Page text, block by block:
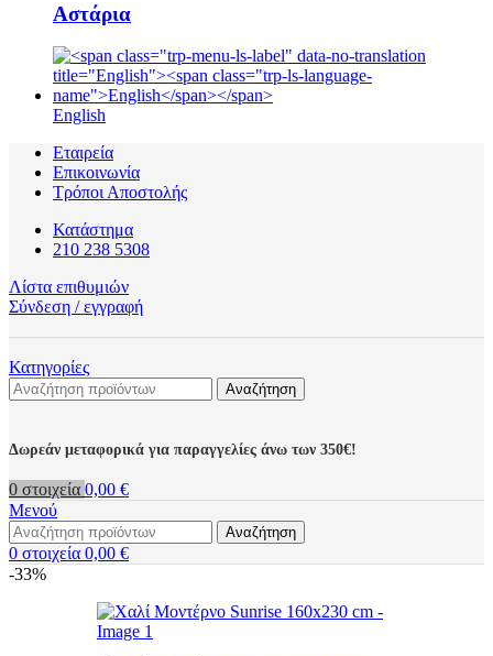
Αστάρια
English
Εταιρεία
Επικοινωνία
Τρόποι Αποστολής
Κατάστημα
210 238 5308
Λίστα επιθυμιών
Σύνδεση / εγγραφή
Κατηγορίες
Αναζήτηση
Δωρεάν μεταφορικά για παραγγελίες άνω των 350€!
0 στοιχεία 0,00 €
Μενού
Αναζήτηση
0 στοιχεία 0,00 €
-33%